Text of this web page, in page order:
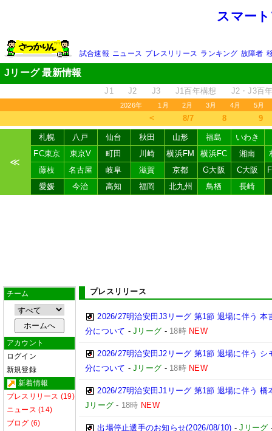
スマー
試合速報 ニュース プレスリリース ランキング 故障者
Jリーグ 最新情報
J1 J2 J3 J1百年構想 J2・J3百
2026年 1月 2月 3月 4月 5月
＜ 8/7 8 9
≪
札幌 八戸 仙台 秋田 山形 福島
いわき
FC東京
東京V 町田 川崎 横浜FM 横浜FC 湘南
藤枝
名古屋 岐阜 滋賀 京都 G大阪 C大阪
愛媛
今治 高知 福岡 北九州 鳥栖 長崎
チーム
アカウント
ログイン
新規登録
新着情報
プレスリリース (19)
ニュース (14)
ブログ (6)
プレスリリース
2026/27明治安田J3リーグ 第1節 退場に伴う
分について -Jリーグ - 18時 NEW
2026/27明治安田J2リーグ 第1節 退場に伴う
分について -Jリーグ - 18時 NEW
2026/27明治安田J1リーグ 第1節 退場に伴う
Jリーグ - 18時 NEW
出場停止選手のお知らせ(2026/08/10) -Jリーグ